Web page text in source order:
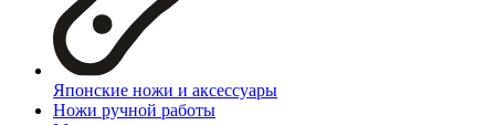
Японские ножи и аксессуары
Ножи ручной работы